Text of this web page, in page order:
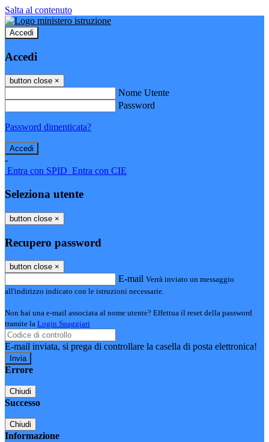
Salta al contenuto
Accedi
Accedi
button close ×
Nome Utente
Password
Password dimenticata?
-
Entra con SPID Entra con CIE
Seleziona utente
button close ×
Recupero password
button close ×
E-mail Verrà inviato un messaggio
all'indirizzo indicato con le istruzioni necessarie.
Non hai una e-mail associata al nome utente? Effettua il reset della password
tramite la Login Spaggiari
E-mail inviata, si prega di controllare la casella di posta elettronica!
Errore
Chiudi
Successo
Chiudi
Informazione